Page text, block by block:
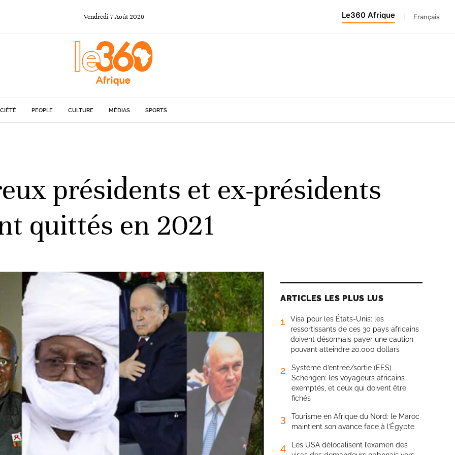
Vendredi 7Août 2026 Le360 Afrique Français
PEOPLE CULTURE MÉDIAS SPORTS
présidents et ex-présidents
quittés en 2021
ARTICLES LES PLUS LUS
1
Visa pour les États-Unis: les
ressortissants de ces 30 pays africains
doivent désormais payer une caution
pouvant atteindre 20.000 dollars
2
Système d’entrée/sortie (EES)
Schengen: les voyageurs africains
exemptés, et ceux qui doivent être
fichés
3
Tourisme en Afrique du Nord: le Maroc
maintient son avance face à l’Égypte
4
Les USA délocalisent l’examen des